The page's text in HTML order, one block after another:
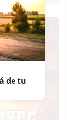
de tu